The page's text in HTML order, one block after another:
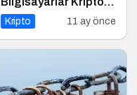
Paraları Tehdit Eder
Kripto 11 ay önce